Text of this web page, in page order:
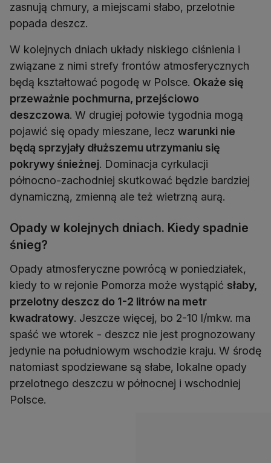
zasnują chmury, a miejscami słabo, przelotnie
popada deszcz.
W kolejnych dniach układy niskiego ciśnienia i
związane z nimi strefy frontów atmosferycznych
będą kształtować pogodę w Polsce. Okaże się
przeważnie pochmurna, przejściowo
deszczowa. W drugiej połowie tygodnia mogą
pojawić się opady mieszane, lecz warunki nie
będą sprzyjały dłuższemu utrzymaniu się
pokrywy śnieżnej. Dominacja cyrkulacji
północno-zachodniej skutkować będzie bardziej
dynamiczną, zmienną ale też wietrzną aurą.
Opady w kolejnych dniach. Kiedy spadnie
śnieg?
Opady atmosferyczne powrócą w poniedziałek,
kiedy to w rejonie Pomorza może wystąpić słaby,
przelotny deszcz do 1-2 litrów na metr
kwadratowy. Jeszcze więcej, bo 2-10 l/mkw. ma
spaść we wtorek - deszcz nie jest prognozowany
jedynie na południowym wschodzie kraju. W środę
natomiast spodziewane są słabe, lokalne opady
przelotnego deszczu w północnej i wschodniej
Polsce.